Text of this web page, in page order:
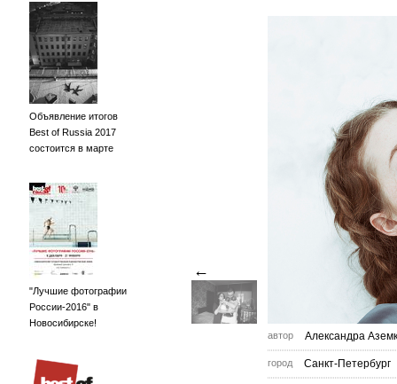
Объявление итогов
Best of Russia 2017
состоится в марте
"Лучшие фотографии
России-2016" в
Новосибирске!
←
автор Александра
город Санкт-Петербург